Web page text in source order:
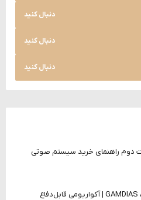
دنبال کنید
دنبال کنید
دنبال کنید
دوم راهنمای خرید سیستم صوتی